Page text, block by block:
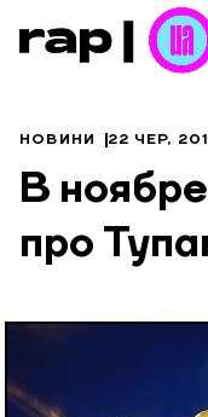
НОВИНИ 22 ЧЕР,
В
про